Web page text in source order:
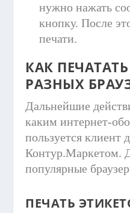
нужно нажать
кнопку. После
печати.
КАК
РАЗНЫХ
Дальнейшие
каким интернет-
пользуется клиент
Контур.Маркетом.
популярные
ПЕЧАТЬ